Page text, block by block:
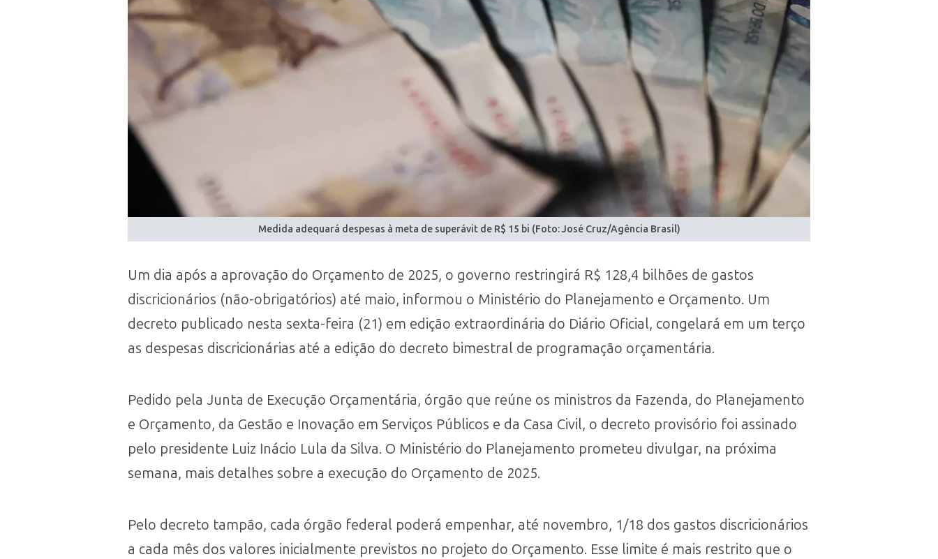
Medida adequará despesas à meta de superávit de R$ 15 bi (Foto: José Cruz/Agência Brasil)
Um dia após a aprovação do Orçamento de 2025, o governo restringirá R$ 128,4 bilhões de gastos
discricionários (não-obrigatórios) até maio, informou o Ministério do Planejamento e Orçamento. Um
decreto publicado nesta sexta-feira (21) em edição extraordinária do Diário Oficial, congelará em um terço
as despesas discricionárias até a edição do decreto bimestral de programação orçamentária.
Pedido pela Junta de Execução Orçamentária, órgão que reúne os ministros da Fazenda, do Planejamento
e Orçamento, da Gestão e Inovação em Serviços Públicos e da Casa Civil, o decreto provisório foi assinado
pelo presidente Luiz Inácio Lula da Silva. O Ministério do Planejamento prometeu divulgar, na próxima
semana, mais detalhes sobre a execução do Orçamento de 2025.
Pelo decreto tampão, cada órgão federal poderá empenhar, até novembro, 1/18 dos gastos discricionários
a cada mês dos valores inicialmente previstos no projeto do Orçamento. Esse limite é mais restrito que o